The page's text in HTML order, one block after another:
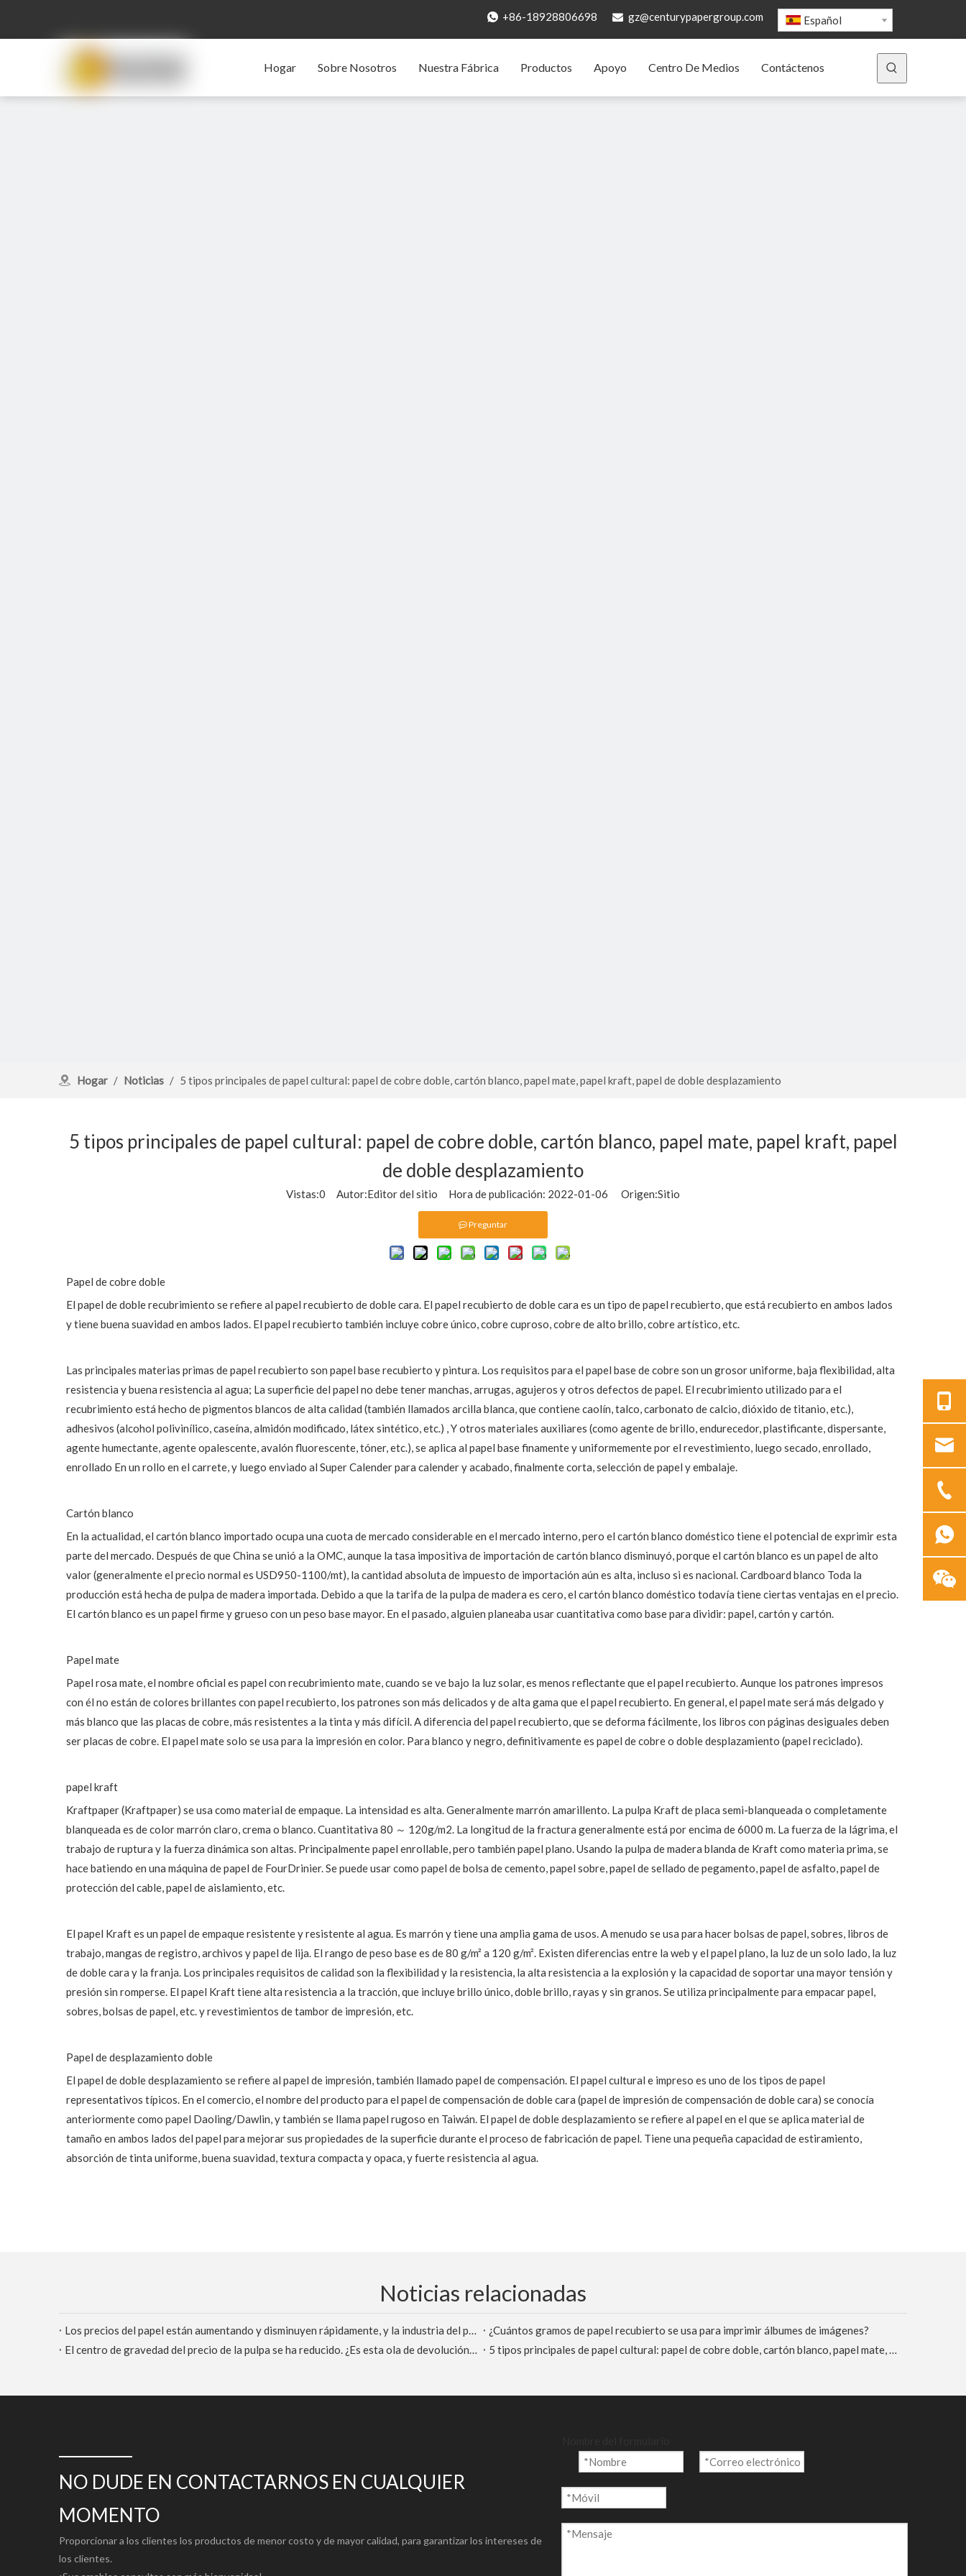
 +86-18928806698  gz@centurypapergroup.com Español
Hogar Sobre Nosotros Nuestra Fábrica Productos Apoyo Centro De Medios Contáctenos
Hogar / Noticias / 5 tipos principales de papel cultural: papel de cobre doble, cartón blanco, papel mate, papel kraft, papel de doble desplazamiento
5 tipos principales de papel cultural: papel de cobre doble, cartón blanco, papel mate, papel kraft, papel
de doble desplazamiento
Vistas:0 Autor:Editor del sitio Hora de publicación: 2022-01-06 Origen:Sitio
Preguntar
Papel de cobre doble
El papel de doble recubrimiento se refiere al papel recubierto de doble cara. El papel recubierto de doble cara es un tipo de papel recubierto, que está recubierto en ambos lados
y tiene buena suavidad en ambos lados. El papel recubierto también incluye cobre único, cobre cuproso, cobre de alto brillo, cobre artístico, etc.
Las principales materias primas de papel recubierto son papel base recubierto y pintura. Los requisitos para el papel base de cobre son un grosor uniforme, baja flexibilidad, alta
resistencia y buena resistencia al agua; La superficie del papel no debe tener manchas, arrugas, agujeros y otros defectos de papel. El recubrimiento utilizado para el
recubrimiento está hecho de pigmentos blancos de alta calidad (también llamados arcilla blanca, que contiene caolín, talco, carbonato de calcio, dióxido de titanio, etc.),
adhesivos (alcohol polivinílico, caseína, almidón modificado, látex sintético, etc.) , Y otros materiales auxiliares (como agente de brillo, endurecedor, plastificante, dispersante,
agente humectante, agente opalescente, avalón fluorescente, tóner, etc.), se aplica al papel base finamente y uniformemente por el revestimiento, luego secado, enrollado,
enrollado En un rollo en el carrete, y luego enviado al Super Calender para calender y acabado, finalmente corta, selección de papel y embalaje.
Cartón blanco
En la actualidad, el cartón blanco importado ocupa una cuota de mercado considerable en el mercado interno, pero el cartón blanco doméstico tiene el potencial de exprimir esta
parte del mercado. Después de que China se unió a la OMC, aunque la tasa impositiva de importación de cartón blanco disminuyó, porque el cartón blanco es un papel de alto
valor (generalmente el precio normal es USD950-1100/mt), la cantidad absoluta de impuesto de importación aún es alta, incluso si es nacional. Cardboard blanco Toda la
producción está hecha de pulpa de madera importada. Debido a que la tarifa de la pulpa de madera es cero, el cartón blanco doméstico todavía tiene ciertas ventajas en el precio.
El cartón blanco es un papel firme y grueso con un peso base mayor. En el pasado, alguien planeaba usar cuantitativa como base para dividir: papel, cartón y cartón.
Papel mate
Papel rosa mate, el nombre oficial es papel con recubrimiento mate, cuando se ve bajo la luz solar, es menos reflectante que el papel recubierto. Aunque los patrones impresos
con él no están de colores brillantes con papel recubierto, los patrones son más delicados y de alta gama que el papel recubierto. En general, el papel mate será más delgado y
más blanco que las placas de cobre, más resistentes a la tinta y más difícil. A diferencia del papel recubierto, que se deforma fácilmente, los libros con páginas desiguales deben
ser placas de cobre. El papel mate solo se usa para la impresión en color. Para blanco y negro, definitivamente es papel de cobre o doble desplazamiento (papel reciclado).
papel kraft
Kraftpaper (Kraftpaper) se usa como material de empaque. La intensidad es alta. Generalmente marrón amarillento. La pulpa Kraft de placa semi-blanqueada o completamente
blanqueada es de color marrón claro, crema o blanco. Cuantitativa 80 ～ 120g/m2. La longitud de la fractura generalmente está por encima de 6000 m. La fuerza de la lágrima, el
trabajo de ruptura y la fuerza dinámica son altas. Principalmente papel enrollable, pero también papel plano. Usando la pulpa de madera blanda de Kraft como materia prima, se
hace batiendo en una máquina de papel de FourDrinier. Se puede usar como papel de bolsa de cemento, papel sobre, papel de sellado de pegamento, papel de asfalto, papel de
protección del cable, papel de aislamiento, etc.
El papel Kraft es un papel de empaque resistente y resistente al agua. Es marrón y tiene una amplia gama de usos. A menudo se usa para hacer bolsas de papel, sobres, libros de
trabajo, mangas de registro, archivos y papel de lija. El rango de peso base es de 80 g/m² a 120 g/m². Existen diferencias entre la web y el papel plano, la luz de un solo lado, la luz
de doble cara y la franja. Los principales requisitos de calidad son la flexibilidad y la resistencia, la alta resistencia a la explosión y la capacidad de soportar una mayor tensión y
presión sin romperse. El papel Kraft tiene alta resistencia a la tracción, que incluye brillo único, doble brillo, rayas y sin granos. Se utiliza principalmente para empacar papel,
sobres, bolsas de papel, etc. y revestimientos de tambor de impresión, etc.
Papel de desplazamiento doble
El papel de doble desplazamiento se refiere al papel de impresión, también llamado papel de compensación. El papel cultural e impreso es uno de los tipos de papel
representativos típicos. En el comercio, el nombre del producto para el papel de compensación de doble cara (papel de impresión de compensación de doble cara) se conocía
anteriormente como papel Daoling/Dawlin, y también se llama papel rugoso en Taiwán. El papel de doble desplazamiento se refiere al papel en el que se aplica material de
tamaño en ambos lados del papel para mejorar sus propiedades de la superficie durante el proceso de fabricación de papel. Tiene una pequeña capacidad de estiramiento,
absorción de tinta uniforme, buena suavidad, textura compacta y opaca, y fuerte resistencia al agua.
Noticias relacionadas
Los precios del papel están aumentando y disminuyen rápidamente, y la industria del papel marcará el comienzo de la era de los súper gigantes
¿Cuántos gramos de papel recubierto se usa para imprimir álbumes de imágenes?
El centro de gravedad del precio de la pulpa se ha reducido. ¿Es esta ola de devolución de llamada "Diving " o pico
5 tipos principales de papel cultural: papel de cobre doble, cartón blanco, papel mate, papel kraft, papel de doble desplazamiento
NO DUDE EN CONTACTARNOS EN CUALQUIER
MOMENTO
Proporcionar a los clientes los productos de menor costo y de mayor calidad, para garantizar los intereses de
los clientes.